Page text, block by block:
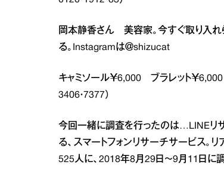
岡本静香さん 美容家。今すぐ取り入れ
る。Instagramは＠shizucat
キャミソール￥6,000 ブラレット￥
3406・7377）
今回一緒に調査を行ったのは…LINEリ
る、スマートフォンリサーチサービス
525人に、2018年8月29日～9月11日に調